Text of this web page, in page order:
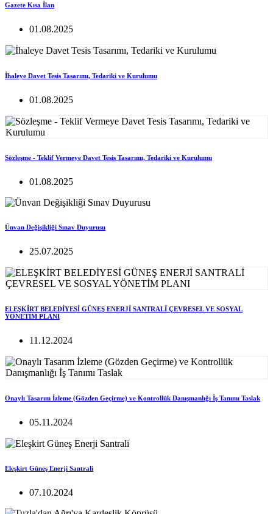
Gazete Kısa İlan
01.08.2025
İhaleye Davet Tesis Tasarımı, Tedariki ve Kurulumu
01.08.2025
Sözleşme - Teklif Vermeye Davet Tesis Tasarımı, Tedariki ve Kurulumu
01.08.2025
Ünvan Değişikliği Sınav Duyurusu
25.07.2025
ELEŞKİRT BELEDİYESİ GÜNEŞ ENERJİ SANTRALİ ÇEVRESEL VE SOSYAL
YÖNETİM PLANI
11.12.2024
Onaylı Tasarım İzleme (Gözden Geçirme) ve Kontrollük Danışmanlığı İş Tanımı Taslak
05.11.2024
Eleşkirt Güneş Enerji Santrali
07.10.2024